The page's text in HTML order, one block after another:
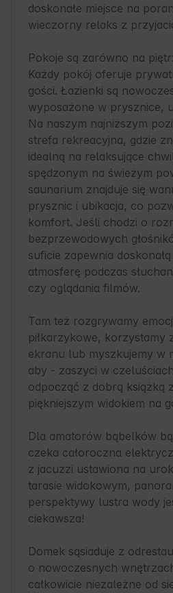
doskonałe miejsce na
wieczorny relaks z
Pokoje są zarówno na
Każdy pokój oferuje
gości. Łazienki są
wyposażone w prysznice,
Na naszym najniższym
strefa rekreacyjna, gdzie
idealną na relaksujące
spędzonym na świeżym
saunarium znajduje się
prysznic i ubikacja, co
komfort. Jeśli chodzi o
bezprzewodowych
suficie zapewnia
atmosferę podczas
czy oglądania filmów.
Tam też rozgrywamy
piłkarzykowe, korzystamy
ekranu lub myszkujemy w
aby - zaszyci w
odpocząć z dobrą książką
piękniejszym widokiem na
Dla amatorów bąbelków
czeka całoroczna
z jacuzzi ustawiona na
tarasie widokowym,
perspektywy lustra wody
ciekawsza!
Domek sąsiaduje z
o nowoczesnych
całkowicie niezależne od